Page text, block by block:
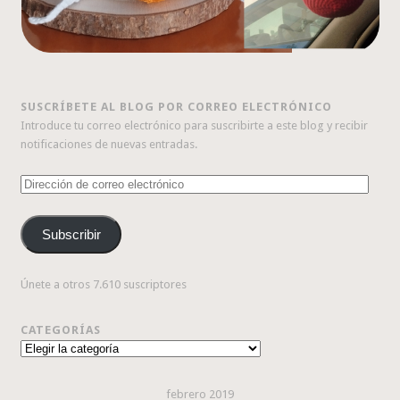
SUSCRÍBETE AL BLOG POR CORREO ELECTRÓNICO
Introduce tu correo electrónico para suscribirte a este blog y recibir
notificaciones de nuevas entradas.
Dirección
correo
electrónico
Subscribir
Únete a otros 7.610 suscriptores
CATEGORÍAS
Categorías
febrero 2019